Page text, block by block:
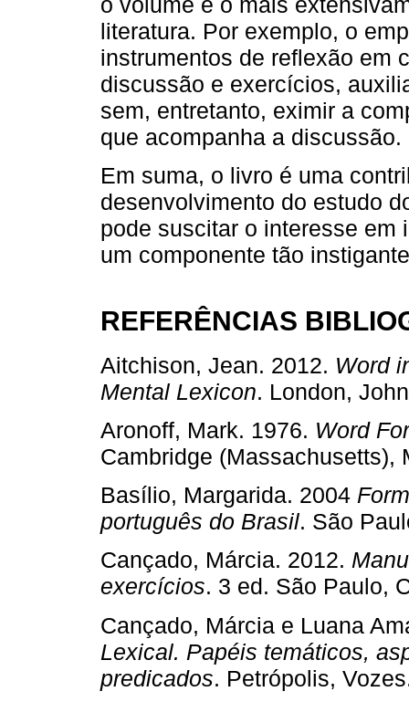
literatura. Por exemplo, o
instrumentos de reflexão em
discussão e exercícios,
sem, entretanto, eximir a
que acompanha a discussão.
Em suma, o livro é uma
desenvolvimento do estudo
pode suscitar o interesse em
um componente tão
REFERÊNCIAS
Aitchison, Jean. 2012. Word
Mental Lexicon. London,
Aronoff, Mark. 1976. Word
Cambridge (Massachusetts),
Basílio, Margarida. 2004
português do Brasil. São
Cançado, Márcia. 2012.
exercícios. 3 ed. São Paulo,
Cançado, Márcia e Luana
Lexical. Papéis temáticos,
predicados. Petrópolis,